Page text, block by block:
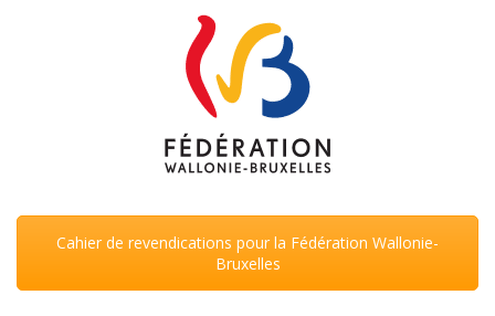
Cahier de revendications pour la Fédération Wallonie-
Bruxelles